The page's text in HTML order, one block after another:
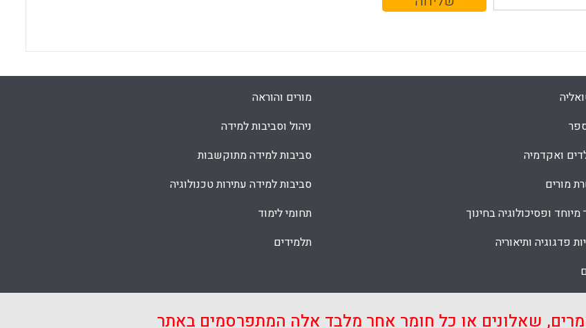
ואקדמיה
מורים
מיוחד ופסיכולוגיה בחינוך
פדגוגיה ותיאוריה
מורים והוראה
ניהול וסביבות למידה
סביבות למידה מתוקשבות
סביבות למידה עתירות טכנולוגיה
תחומי לימוד
תלמידים
שאלונים או כל חומר אחר מלבד אלה המתפרסמים באתר